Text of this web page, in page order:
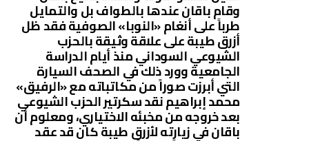
وقام باقان عندها بالطواف بل والتمايل
طرباً على أنغام «النوبا» الصوفية فقد ظل
أزرق طيبة على علاقة وثيقة بالحزب
الشيوعي السوداني منذ أيام الدراسة
الجامعية وورد ذلك في الصحف السيارة
التي أبرزت صوراً من مكاتباته مع «الرفيق»
محمد إبراهيم نقد سكرتير الحزب الشيوعي
بعد خروجه من مخبئه الاختياري، ومعلوم أن
باقان في زيارته لأزرق طيبة كان قد عقد